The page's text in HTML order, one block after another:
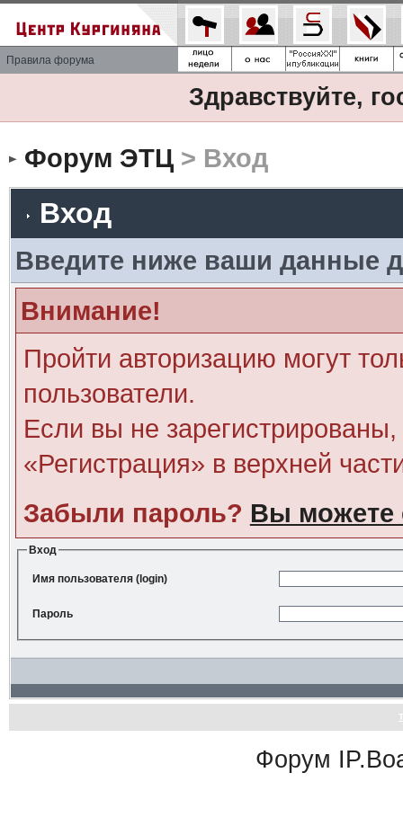
Правила форума
Здравствуйте,
Форум ЭТЦ> Вход
Вход
Введите ниже ваши данные
Внимание!
Пройти авторизацию могут
пользователи.
Если вы не
«Регистрация» в верхней
Забыли пароль? Вы можете
Вход
Имя пользователя (login)
Пароль
Форум